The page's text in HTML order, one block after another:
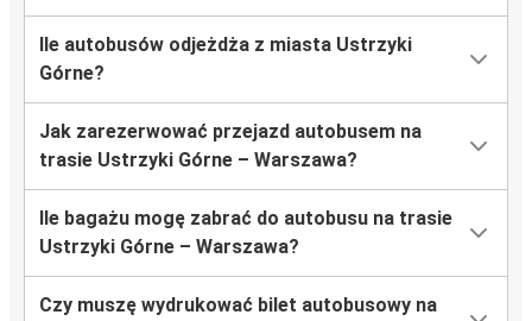
Ile autobusów odjeżdża z miasta Ustrzyki
Górne?
Jak zarezerwować przejazd autobusem na
trasie Ustrzyki Górne – Warszawa?
Ile bagażu mogę zabrać do autobusu na trasie
Ustrzyki Górne – Warszawa?
Czy muszę wydrukować bilet autobusowy na